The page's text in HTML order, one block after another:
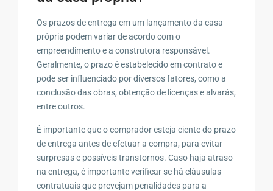
Os prazos de entrega em um lançamento da casa
própria podem variar de acordo com o
empreendimento e a construtora responsável.
Geralmente, o prazo é estabelecido em contrato e
pode ser influenciado por diversos fatores, como a
conclusão das obras, obtenção de licenças e alvarás,
entre outros.
É importante que o comprador esteja ciente do prazo
de entrega antes de efetuar a compra, para evitar
surpresas e possíveis transtornos. Caso haja atraso
na entrega, é importante verificar se há cláusulas
contratuais que prevejam penalidades para a